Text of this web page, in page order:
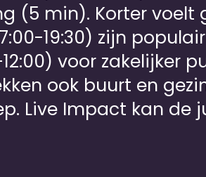
(5 min). Korter voelt
19:30) zijn
voor zakelijker
ook buurt en
Live Impact kan de